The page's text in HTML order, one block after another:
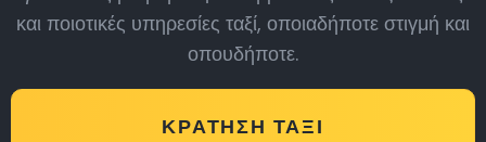
και ποιοτικές υπηρεσίες ταξί, οποιαδήποτε στιγμή και
οπουδήποτε.
ΚΡΆΤΗΣΗ ΤΑΞΊ